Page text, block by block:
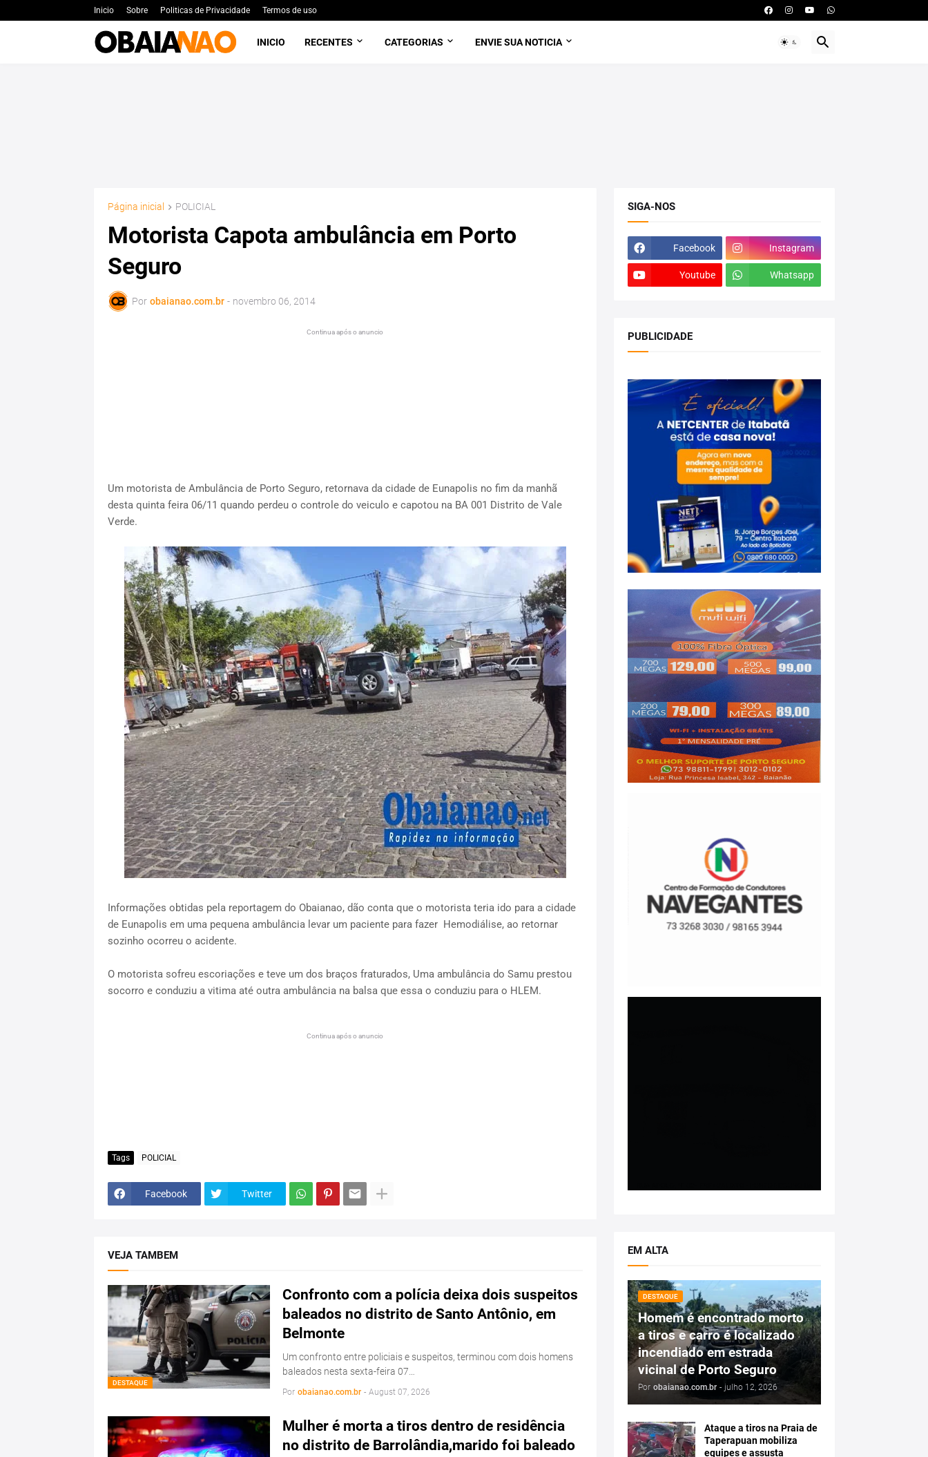
Inicio Sobre Politicas de Privacidade Termos de uso
INICIO RECENTES CATEGORIAS ENVIE SUA NOTICIA
Página inicial POLICIAL
Motorista Capota ambulância em Porto
Seguro
Por obaianao.com.br - novembro 06, 2014
Continua após o anuncio
Um motorista de Ambulância de Porto Seguro, retornava da cidade de Eunapolis no fim da manhã
desta quinta feira 06/11 quando perdeu o controle do veiculo e capotou na BA 001 Distrito de Vale
Verde.
Informações obtidas pela reportagem do Obaianao, dão conta que o motorista teria ido para a cidade
de Eunapolis em uma pequena ambulância levar um paciente para fazer Hemodiálise, ao retornar
sozinho ocorreu o acidente.
O motorista sofreu escoriações e teve um dos braços fraturados, Uma ambulância do Samu prestou
socorro e conduziu a vitima até outra ambulância na balsa que essa o conduziu para o HLEM.
Continua após o anuncio
Tags POLICIAL
Facebook Twitter
VEJA TAMBEM
DESTAQUE
Confronto com a polícia deixa dois suspeitos
baleados no distrito de Santo Antônio, em
Belmonte
Um confronto entre policiais e suspeitos, terminou com dois homens
baleados nesta sexta-feira 07…
Por obaianao.com.br - August 07, 2026
Mulher é morta a tiros dentro de residência
no distrito de Barrolândia,marido foi baleado
SIGA-NOS
Facebook Instagram
Youtube Whatsapp
PUBLICIDADE
EM ALTA
DESTAQUE
Homem é encontrado morto
a tiros e carro é localizado
incendiado em estrada
vicinal de Porto Seguro
Por obaianao.com.br - julho 12, 2026
Ataque a tiros na Praia de
Taperapuan mobiliza
equipes e assusta